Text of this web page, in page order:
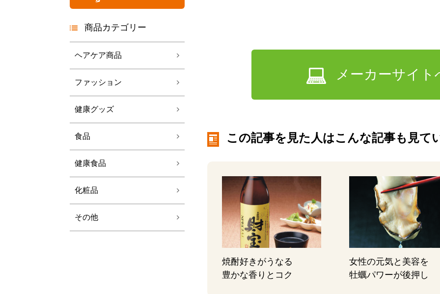
商品カテゴリー
ヘアケア商品
ファッション
健康グッズ
食品
健康食品
化粧品
その他
メーカーサイト
この記事を見た人はこんな記事も見て
焼酎好きがうなる
豊かな香りとコク
女性の元気と美容を
牡蠣パワーが後押し